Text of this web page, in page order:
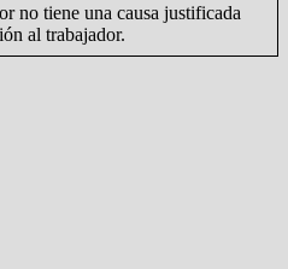
no tiene una causa justificada
al trabajador.